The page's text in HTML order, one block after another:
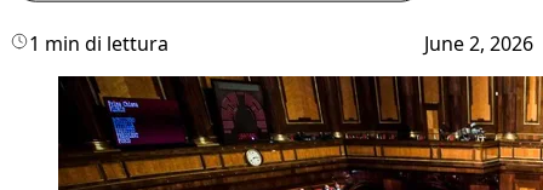
1 min di lettura June 2, 2026